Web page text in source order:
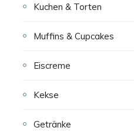
Kuchen & Torten
Muffins & Cupcakes
Eiscreme
Kekse
Getränke